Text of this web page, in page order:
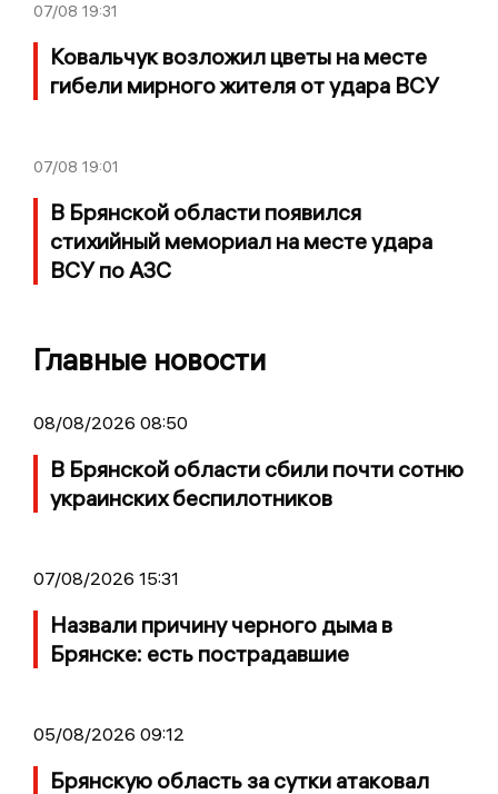
07/08 19:31
Ковальчук возложил цветы на месте
гибели мирного жителя от удара ВСУ
07/08 19:01
В Брянской области появился
стихийный мемориал на месте удара
ВСУ по АЗС
Главные новости
08/08/2026 08:50
В Брянской области сбили почти сотню
украинских беспилотников
07/08/2026 15:31
Назвали причину черного дыма в
Брянске: есть пострадавшие
05/08/2026 09:12
Брянскую область за сутки атаковал